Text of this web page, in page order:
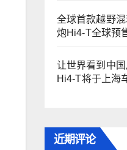
全球首款越野
炮Hi4-T全球预
让世界看到中
Hi4-T将于上海
近期评论